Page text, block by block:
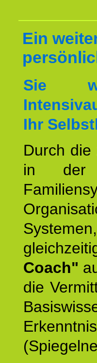
Ein
Sie
Ihr
Durch die
in der
Coach"
die